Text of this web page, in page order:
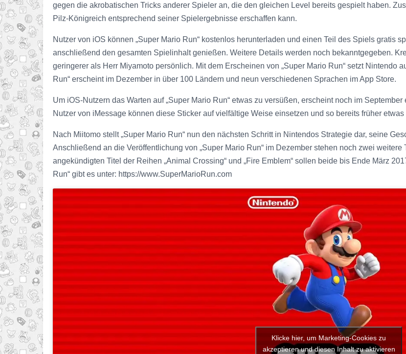
gegen die akrobatischen Tricks anderer Spieler an, die den gleichen Level bereits gespielt haben.
Pilz-Königreich entsprechend seiner Spielergebnisse erschaffen kann.
Nutzer von iOS können „Super Mario Run“ kostenlos herunterladen und einen Teil des Spiels gratis
anschließend den gesamten Spielinhalt genießen. Weitere Details werden noch bekanntgegeben.
geringerer als Herr Miyamoto persönlich. Mit dem Erscheinen von „Super Mario Run“ setzt Nintendo
Run“ erscheint im Dezember in über 100 Ländern und neun verschiedenen Sprachen im App Store.
Um iOS-Nutzern das Warten auf „Super Mario Run“ etwas zu versüßen, erscheint noch im
Nutzer von iMessage können diese Sticker auf vielfältige Weise einsetzen und so bereits früher
Nach Miitomo stellt „Super Mario Run“ nun den nächsten Schritt in Nintendos Strategie dar, seine
Anschließend an die Veröffentlichung von „Super Mario Run“ im Dezember stehen noch zwei
angekündigten Titel der Reihen „Animal Crossing“ und „Fire Emblem“ sollen beide bis Ende März
Run“ gibt es unter: https://www.SuperMarioRun.com
Klicke hier, um Marketing-Cookies zu
akzeptieren und diesen Inhalt zu aktivieren